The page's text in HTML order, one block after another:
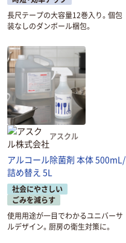
長尺テープの大容量12巻入り。個包
装なしのダンボール梱包。
アスクル
アルコール除菌剤 本体 500mL/
詰め替え 5L
社会にやさしい
ごみを減らす
使用用途が一目でわかるユニバーサ
ルデザイン。厨房の衛生対策に。